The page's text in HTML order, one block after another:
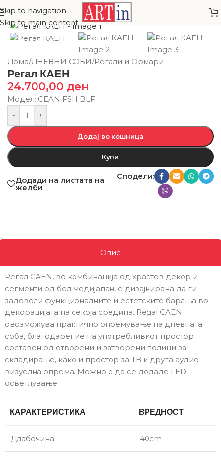
Skip to navigation
Skip to main content
Дома/ДНЕВНИ СОБИ/Регали и Ормари
Регал КАЕН
24.700,00 ден
Модел: CEAN FSH BLF
-
+
Додај во кошница
Купи
Додади на листата на
желби
Сподели:
Опис
Регал CAEN, во комбинација од храстов декор и
сегменти од бел медијапан, е дизајнирана да ги
задоволи функционалните и естетските барања во
декорацијата на секоја средина. Regal CAEN
овозможува практично опремување на дневната
соба, благодарение на употребливиот простор
составен од отворени и затворени полици за
складирање, како и простор за ТВ и друга аудио-
визуелна опрема. Можно е да се додаде LED
осветлување.
КАРАКТЕРИСТИКА ВРЕДНОСТ
Длабочина 40cm